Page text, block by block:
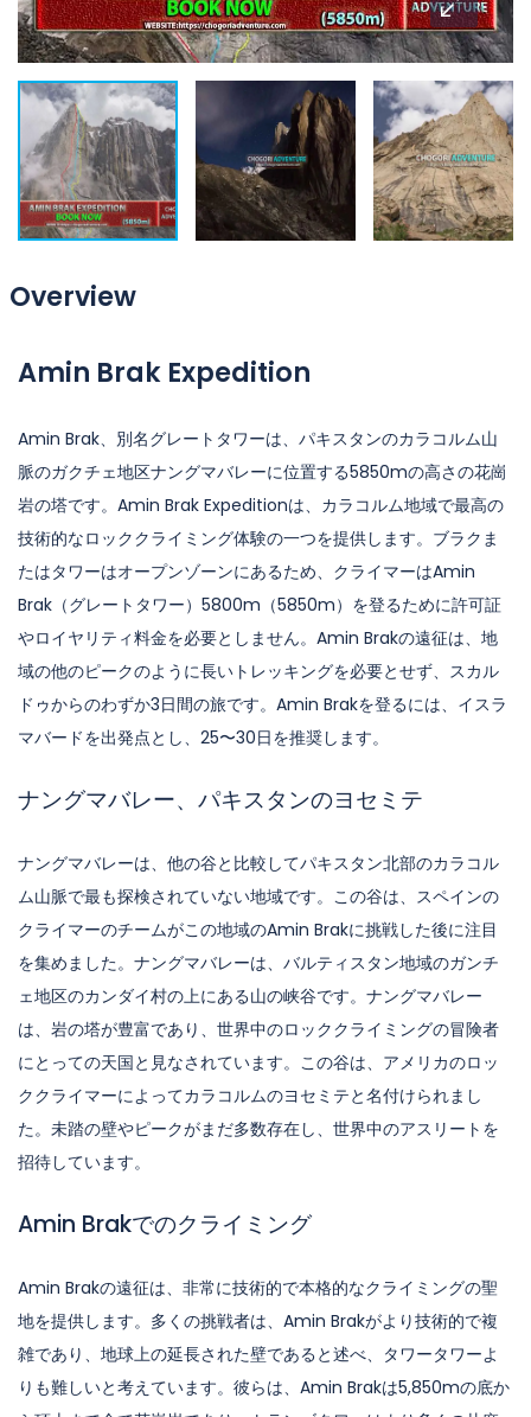
Overview
Amin Brak Expedition
Amin Brak、別名グレートタワーは、パキスタンのカラコルム山
脈のガクチェ地区ナングマバレーに位置する5850mの高さの花崗
岩の塔です。Amin Brak Expeditionは、カラコルム地域で最高の
技術的なロッククライミング体験の一つを提供します。ブラクま
たはタワーはオープンゾーンにあるため、クライマーはAmin
Brak（グレートタワー）5800m（5850m）を登るために許可証
やロイヤリティ料金を必要としません。Amin Brakの遠征は、地
域の他のピークのように長いトレッキングを必要とせず、スカル
ドゥからのわずか3日間の旅です。Amin Brakを登るには、イスラ
マバードを出発点とし、25〜30日を推奨します。
ナングマバレー、パキスタンのヨセミテ
ナングマバレーは、他の谷と比較してパキスタン北部のカラコル
ム山脈で最も探検されていない地域です。この谷は、スペインの
クライマーのチームがこの地域のAmin Brakに挑戦した後に注目
を集めました。ナングマバレーは、バルティスタン地域のガンチ
ェ地区のカンダイ村の上にある山の峡谷です。ナングマバレー
は、岩の塔が豊富であり、世界中のロッククライミングの冒険者
にとっての天国と見なされています。この谷は、アメリカのロッ
ククライマーによってカラコルムのヨセミテと名付けられまし
た。未踏の壁やピークがまだ多数存在し、世界中のアスリートを
招待しています。
Amin Brakでのクライミング
Amin Brakの遠征は、非常に技術的で本格的なクライミングの聖
地を提供します。多くの挑戦者は、Amin Brakがより技術的で複
雑であり、地球上の延長された壁であると述べ、タワータワーよ
りも難しいと考えています。彼らは、Amin Brakは5,850mの底か